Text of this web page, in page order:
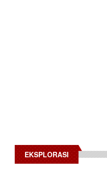
EKSPLORASI